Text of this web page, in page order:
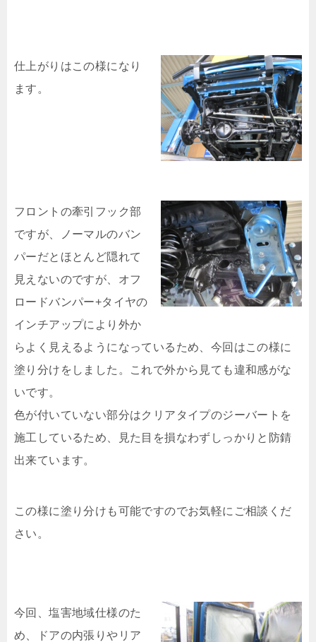
仕上がりはこの様になり
ます。
フロントの牽引フック部
ですが、ノーマルのバン
パーだとほとんど隠れて
見えないのですが、オフ
ロードバンパー+タイヤの
インチアップにより外か
らよく見えるようになっているため、今回はこの様に
塗り分けをしました。これで外から見ても違和感がな
いです。
色が付いていない部分はクリアタイプのジーバートを
施工しているため、見た目を損なわずしっかりと防錆
出来ています。
この様に塗り分けも可能ですのでお気軽にご相談くだ
さい。
今回、塩害地域仕様のた
め、ドアの内張りやリア